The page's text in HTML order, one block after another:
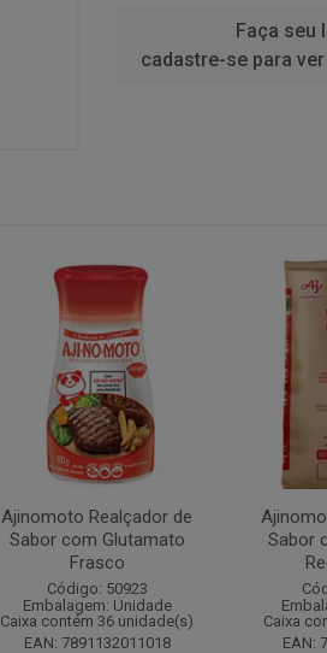
Faça seu
cadastre-se para
Ajinomoto Realçador de
Sabor com Glutamato
Frasco
Código: 50923
Embalagem: Unidade
Caixa contém 36 unidade(s)
EAN: 7891132011018
Sabor
Caixa
EAN: